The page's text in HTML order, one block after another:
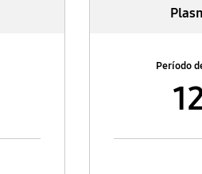
Periodo de
Periodo de
Período